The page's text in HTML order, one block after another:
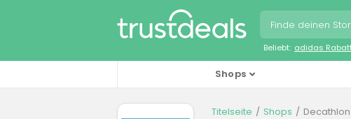
Beliebt: adidas
Shops
Titelseite Shops